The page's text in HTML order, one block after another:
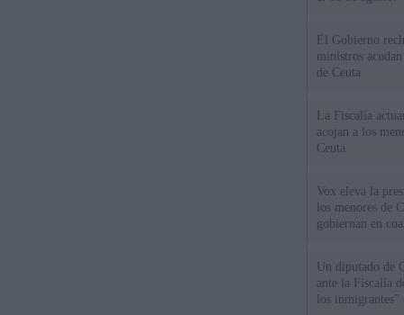
El Gobierno
ministros
de Ceuta
La Fiscalía
acojan a los
Ceuta
Vox eleva la
los menores de
gobiernan en
Un diputado de
ante la Fiscalía
los inmigrantes”